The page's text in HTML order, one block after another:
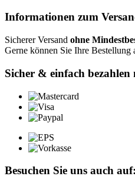
Informationen zum
Sicherer Versand ohne
Gerne können Sie Ihre Bestellung
Sicher & einfach bezahlen
Besuchen Sie uns auch auf: